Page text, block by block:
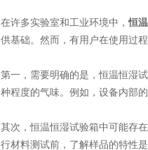
在许多实验室和工业环境中，恒
供基础。然而，有用户在使用过
第一，需要明确的是，恒温恒湿
种程度的气味。例如，设备内部
其次，恒温恒湿试验箱中可能存
行材料测试前，了解样品的特性是